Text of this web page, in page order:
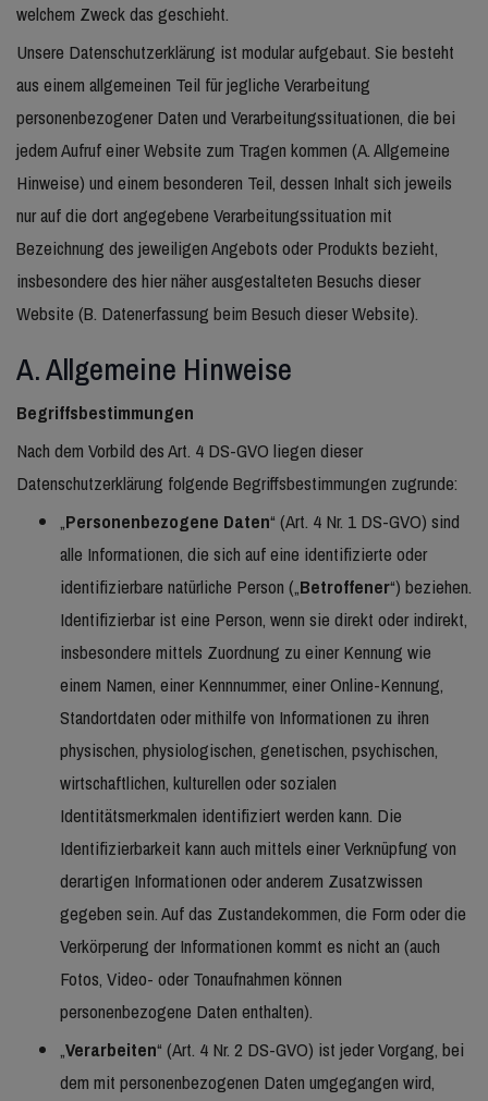
welchem Zweck das geschieht.
Unsere Datenschutzerklärung ist modular aufgebaut. Sie besteht
aus einem allgemeinen Teil für jegliche Verarbeitung
personenbezogener Daten und Verarbeitungssituationen, die bei
jedem Aufruf einer Website zum Tragen kommen (A. Allgemeine
Hinweise) und einem besonderen Teil, dessen Inhalt sich jeweils
nur auf die dort angegebene Verarbeitungssituation mit
Bezeichnung des jeweiligen Angebots oder Produkts bezieht,
insbesondere des hier näher ausgestalteten Besuchs dieser
Website (B. Datenerfassung beim Besuch dieser Website).
A. Allgemeine Hinweise
Begriffsbestimmungen
Nach dem Vorbild des Art. 4 DS-GVO liegen dieser
Datenschutzerklärung folgende Begriffsbestimmungen zugrunde:
„Personenbezogene Daten“ (Art. 4 Nr. 1 DS-GVO) sind
alle Informationen, die sich auf eine identifizierte oder
identifizierbare natürliche Person („Betroffener“) beziehen.
Identifizierbar ist eine Person, wenn sie direkt oder indirekt,
insbesondere mittels Zuordnung zu einer Kennung wie
einem Namen, einer Kennnummer, einer Online-Kennung,
Standortdaten oder mithilfe von Informationen zu ihren
physischen, physiologischen, genetischen, psychischen,
wirtschaftlichen, kulturellen oder sozialen
Identitätsmerkmalen identifiziert werden kann. Die
Identifizierbarkeit kann auch mittels einer Verknüpfung von
derartigen Informationen oder anderem Zusatzwissen
gegeben sein. Auf das Zustandekommen, die Form oder die
Verkörperung der Informationen kommt es nicht an (auch
Fotos, Video- oder Tonaufnahmen können
personenbezogene Daten enthalten).
„Verarbeiten“ (Art. 4 Nr. 2 DS-GVO) ist jeder Vorgang, bei
dem mit personenbezogenen Daten umgegangen wird,